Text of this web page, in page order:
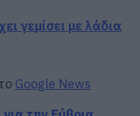
γεμίσει με λάδια
Google News